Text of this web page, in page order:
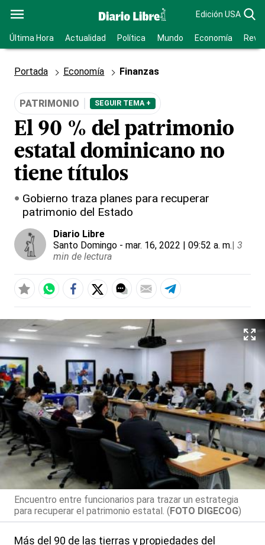
Edición USA
Última Hora Actualidad Política Mundo Economía
Portada Economía Finanzas
PATRIMONIO SEGUIR TEMA +
El 90 % del patrimonio
estatal dominicano no
tiene títulos
Gobierno traza planes para recuperar
patrimonio del Estado
Diario Libre
Santo Domingo - mar. 16, 2022 | 09:52 a. m.| 3
min de lectura
Encuentro entre funcionarios para trazar un estrategia
para recuperar el patrimonio estatal. (FOTO DIGECOG)
Más del 90 de las tierras y propiedades del